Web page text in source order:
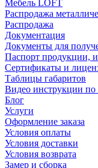
Мебель LOFT
Распродажа
Распродажа
Документация
Документы для
Паспорт продукции,
Сертификаты и
Таблицы габаритов
Видео инструкции по
Блог
Услуги
Оформление заказа
Условия оплаты
Условия доставки
Условия возврата
Замер и сборка